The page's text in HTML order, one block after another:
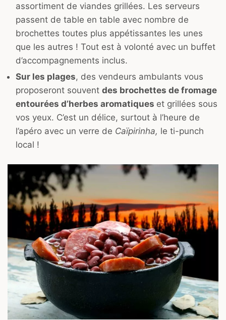
assortiment de viandes grillées. Les serveurs
passent de table en table avec nombre de
brochettes toutes plus appétissantes les unes
que les autres ! Tout est à volonté avec un buffet
d’accompagnements inclus.
Sur les plages, des vendeurs ambulants vous
proposeront souvent des brochettes de fromage
entourées d’herbes aromatiques et grillées sous
vos yeux. C’est un délice, surtout à l’heure de
l’apéro avec un verre de Caïpirinha, le ti-punch
local !